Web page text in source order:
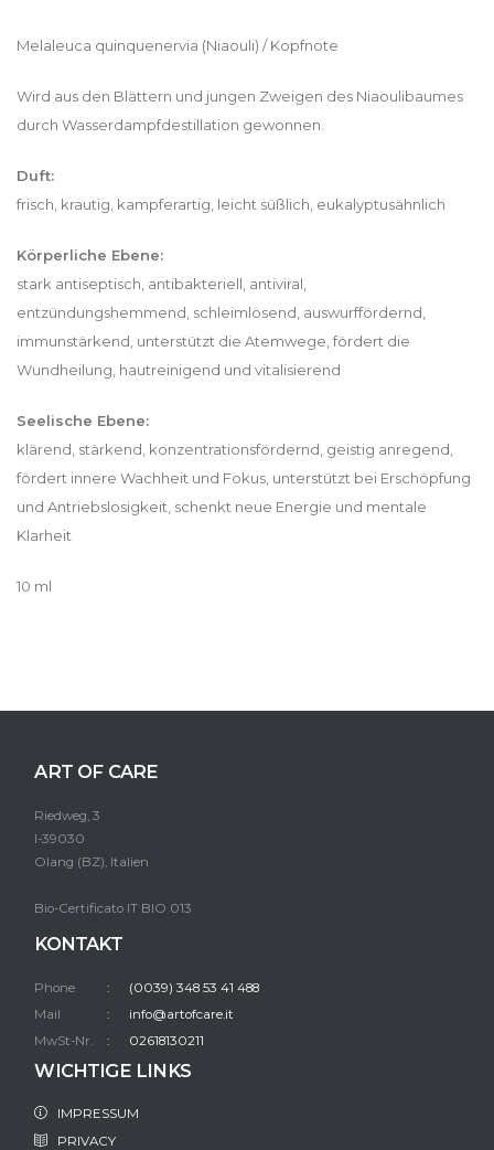
Melaleuca quinquenervia (Niaouli) / Kopfnote
Wird aus den Blättern und jungen Zweigen des Niaoulibaumes
durch Wasserdampfdestillation gewonnen.
Duft:
frisch, krautig, kampferartig, leicht süßlich, eukalyptusähnlich
Körperliche Ebene:
stark antiseptisch, antibakteriell, antiviral,
entzündungshemmend, schleimlösend, auswurffördernd,
immunstärkend, unterstützt die Atemwege, fördert die
Wundheilung, hautreinigend und vitalisierend
Seelische Ebene:
klärend, stärkend, konzentrationsfördernd, geistig anregend,
fördert innere Wachheit und Fokus, unterstützt bei Erschöpfung
und Antriebslosigkeit, schenkt neue Energie und mentale
Klarheit
10 ml
ART OF CARE
Riedweg, 3
I-39030
Olang (BZ), Italien
Bio-Certificato IT BIO 013
KONTAKT
Phone
(0039) 348 53 41 488
Mail
info@artofcare.it
MwSt-Nr.
02618130211
WICHTIGE LINKS
IMPRESSUM
PRIVACY